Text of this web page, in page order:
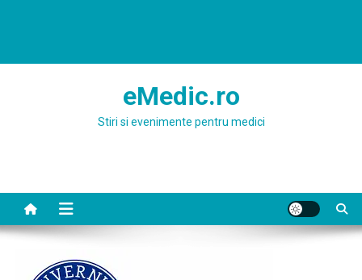
eMedic.ro
Stiri si evenimente pentru medici